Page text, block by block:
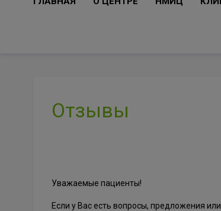
Отзывы
Уважаемые пациенты!
Если у Вас есть вопросы, предложения